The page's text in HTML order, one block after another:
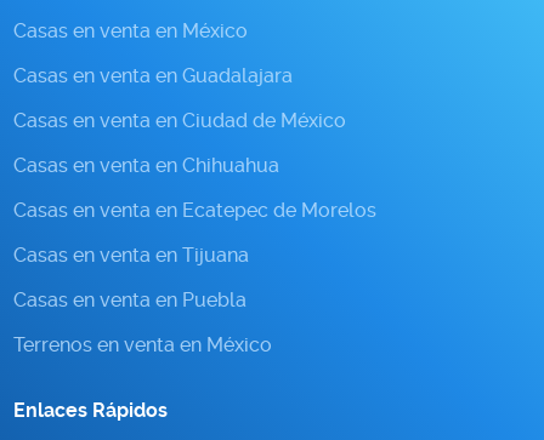
Casas en venta en México
Casas en venta en Guadalajara
Casas en venta en Ciudad de México
Casas en venta en Chihuahua
Casas en venta en Ecatepec de Morelos
Casas en venta en Tijuana
Casas en venta en Puebla
Terrenos en venta en México
Enlaces Rápidos